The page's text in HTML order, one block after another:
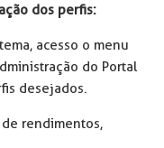
dos perfis:
acesso o menu
do Portal
desejados.
rendimentos,